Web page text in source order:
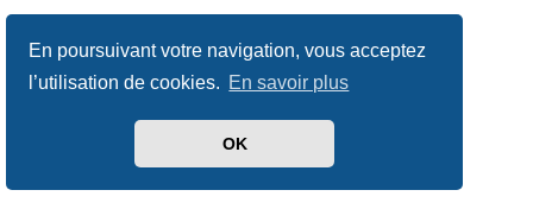
En poursuivant votre navigation, vous acceptez
l’utilisation de cookies. En savoir plus
OK